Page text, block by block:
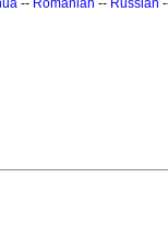
-- Romanian -- Russian